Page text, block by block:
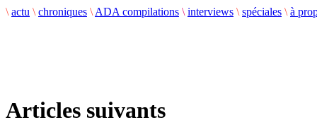
\ actu \ chroniques \ ADA compilations \ interviews \ spéciales \ à
Articles suivants